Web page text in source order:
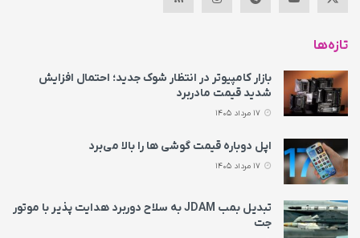
تازه‌ها
بازار کامپیوتر در انتظار شوک جدید؛ احتمال افزایش
شدید قیمت مادربرد
اپل دوباره قیمت‌ گوشی ها را بالا می‌برد
تبدیل بمب JDAM به سلاح دوربرد هدایت پذیر با موتور
جت